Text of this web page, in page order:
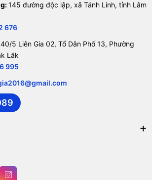
145 đường độc lập, xã Tánh Linh, tỉnh Lâm
676
40/5 Liên Gia 02, Tổ Dân Phố 13, Phường
Lăk
995